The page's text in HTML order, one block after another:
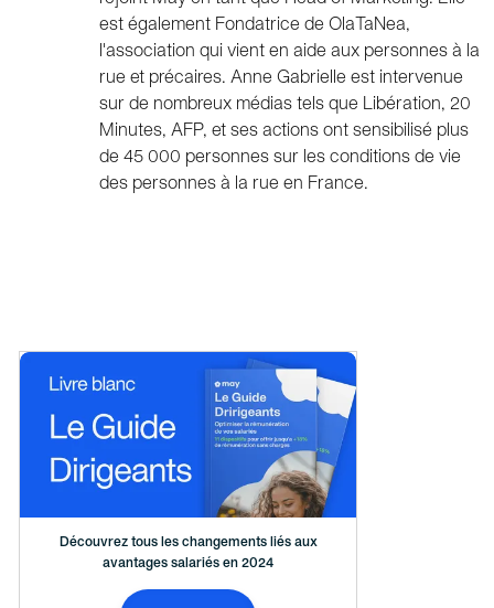
est également Fondatrice de OlaTaNea,
l'association qui vient en aide aux personnes à la
rue et précaires. Anne Gabrielle est intervenue
sur de nombreux médias tels que Libération, 20
Minutes, AFP, et ses actions ont sensibilisé plus
de 45 000 personnes sur les conditions de vie
des personnes à la rue en France.
Découvrez tous les changements liés aux
avantages salariés en 2024